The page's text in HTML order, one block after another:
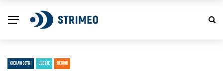
CIEKAWOSTKI LUDZIE REGION